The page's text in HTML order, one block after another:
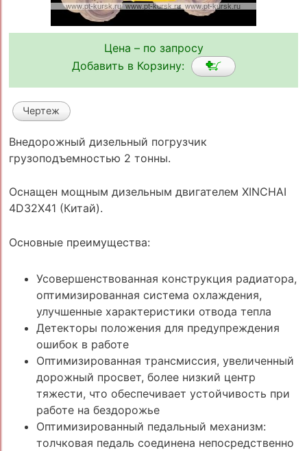
Цена – по запросу
Добавить в Корзину:
Чертеж
Внедорожный дизельный погрузчик
грузоподъемностью 2 тонны.
Оснащен мощным дизельным двигателем XINCHAI
4D32X41 (Китай).
Основные преимущества:
Усовершенствованная конструкция радиатора,
оптимизированная система охлаждения,
улучшенные характеристики отвода тепла
Детекторы положения для предупреждения
ошибок в работе
Оптимизированная трансмиссия, увеличенный
дорожный просвет, более низкий центр
тяжести, что обеспечивает устойчивость при
работе на бездорожье
Оптимизированный педальный механизм:
толчковая педаль соединена непосредственно